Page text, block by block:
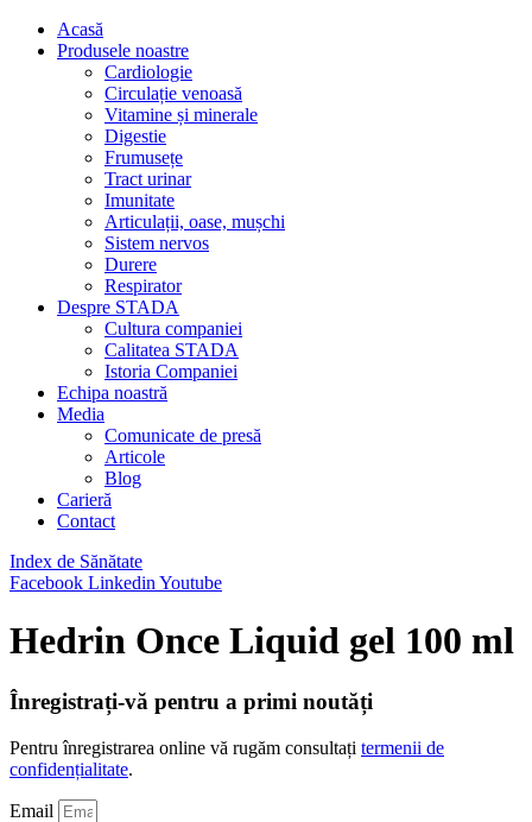
Acasă
Produsele noastre
Cardiologie
Circulație venoasă
Vitamine și minerale
Digestie
Frumusețe
Tract urinar
Imunitate
Articulații, oase, mușchi
Sistem nervos
Durere
Respirator
Despre STADA
Cultura companiei
Calitatea STADA
Istoria Companiei
Echipa noastră
Media
Comunicate de presă
Articole
Blog
Carieră
Contact
Index de Sănătate
Facebook Linkedin Youtube
Hedrin Once Liquid gel 100 ml
Înregistrați-vă pentru a primi noutăți
Pentru înregistrarea online vă rugăm consultați termenii de
confidențialitate.
Email